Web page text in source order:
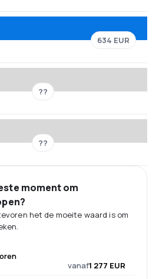
634 EUR
??
??
moment om
het de moeite waard is om
vanaf1 277 EUR